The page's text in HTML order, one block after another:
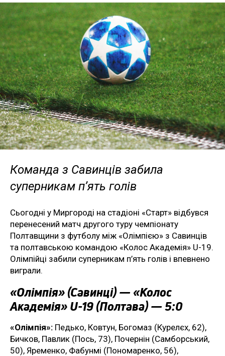
Команда з Савинців забила
суперникам п’ять голів
Сьогодні у Миргороді на стадіоні «Старт» відбувся
перенесений матч другого туру чемпіонату
Полтавщини з футболу між «Олімпією» з Савинців
та полтавською командою «Колос Академія» U-19.
Олімпійці забили суперникам п’ять голів і впевнено
виграли.
«Олімпія» (Савинці) — «Колос
Академія» U-19 (Полтава) — 5:0
«Олімпія»: Педько, Ковтун, Богомаз (Курелєх, 62),
Бичков, Павлик (Пось, 73), Почернін (Самборський,
50), Яременко, Фабунмі (Пономаренко, 56),